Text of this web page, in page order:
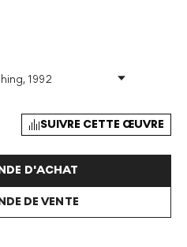
1992
SUIVRE CETTE ŒUVRE
D'ACHAT
DE VENTE